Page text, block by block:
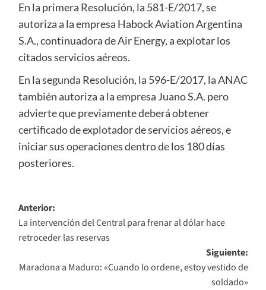
En la primera Resolución, la 581-E/2017, se
autoriza a la empresa Habock Aviation Argentina
S.A., continuadora de Air Energy, a explotar los
citados servicios aéreos.
En la segunda Resolución, la 596-E/2017, la ANAC
también autoriza a la empresa Juano S.A. pero
advierte que previamente deberá obtener
certificado de explotador de servicios aéreos, e
iniciar sus operaciones dentro de los 180 días
posteriores.
Navegación
de
entradas
Anterior:
La intervención del Central para frenar al dólar hace
retroceder las reservas
Siguiente:
Maradona a Maduro: «Cuando lo ordene, estoy vestido de
soldado»